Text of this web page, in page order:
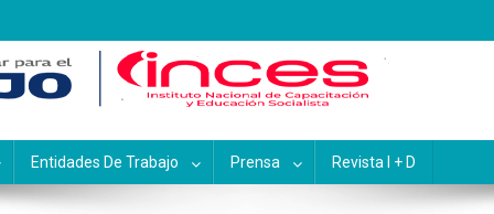
y Educación
Entidades De Trabajo Prensa Revista I + D